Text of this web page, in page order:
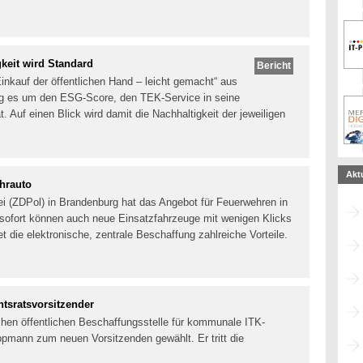
Bericht
wird Standard
der öffentlichen Hand – leicht gemacht“ aus
es um den ESG-Score, den TEK-Service in seine
Auf einen Blick wird damit die Nachhaltigkeit der jeweiligen
(ZDPol) in Brandenburg hat das Angebot für Feuerwehren in
können auch neue Einsatzfahrzeuge mit wenigen Klicks
die elektronische, zentrale Beschaffung zahlreiche Vorteile.
öffentlichen Beschaffungsstelle für kommunale ITK-
zum neuen Vorsitzenden gewählt. Er tritt die